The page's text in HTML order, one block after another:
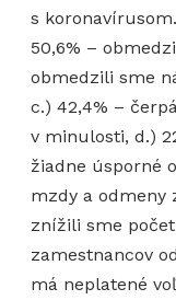
s
50,6% –
obmedzili sme
c.) 42,4% –
v minulosti, d.)
žiadne úsporné
mzdy a odmeny
znížili sme počet
zamestnancov
má neplatené